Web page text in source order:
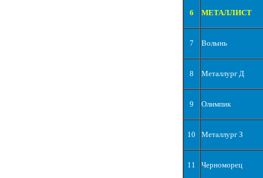
6 МЕТАЛЛИСТ
7 Волынь
8 Металлург Д
9 Олимпик
10 Металлург З
11 Черноморец